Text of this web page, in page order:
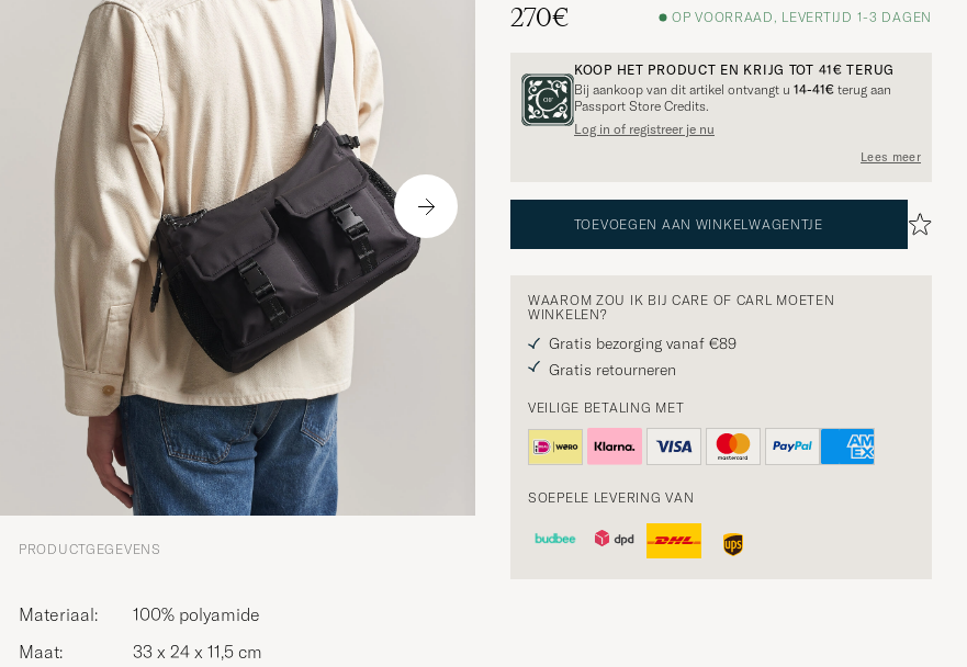
270€
OP VOORRAAD, LEVERTIJD 1-3 DAGEN
KOOP HET PRODUCT EN KRIJG TOT 41€ TERUG
Bij aankoop van dit artikel ontvangt u 14-41€ terug aan
Passport Store Credits.
Log in of registreer je nu
Lees meer
TOEVOEGEN AAN WINKELWAGENTJE
WAAROM ZOU IK BIJ CARE OF CARL MOETEN
WINKELEN?
Gratis bezorging vanaf €89
Gratis retourneren
VEILIGE BETALING MET
SOEPELE LEVERING VAN
PRODUCTGEGEVENS
Materiaal:
100% polyamide
Maat:
33 x 24 x 11,5 cm